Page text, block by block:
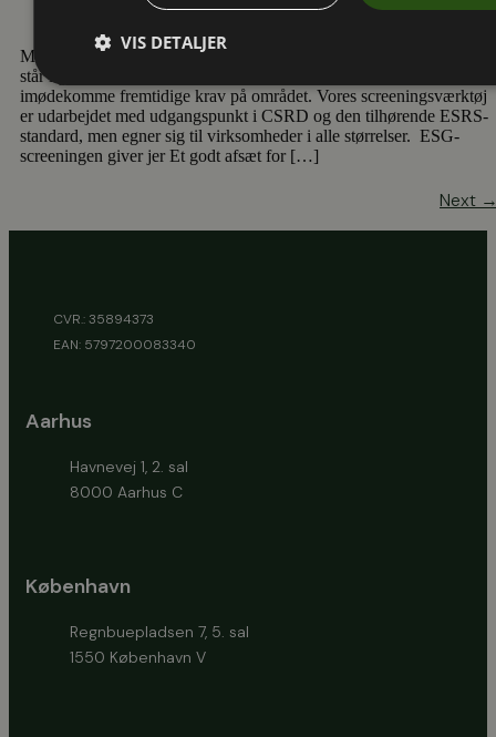
Med en ESG-screening kan I få et billede af, hvor jeres virksomhed
står lige nu, så I kan forbedre jeres eksisterende ESG-indsats og
imødekomme fremtidige krav på området. Vores screeningsværktøj
er udarbejdet med udgangspunkt i CSRD og den tilhørende ESRS-
standard, men egner sig til virksomheder i alle størrelser. ESG-
screeningen giver jer Et godt afsæt for […]
Next
CVR.: 35894373
EAN: 5797200083340
Aarhus
Havnevej 1, 2. sal
8000 Aarhus C
København
Regnbuepladsen 7, 5. sal
1550 København V
VIS DETALJER